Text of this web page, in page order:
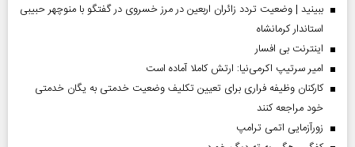
ببینید | وضعیت تردد زائران اربعین در مرز خسروی در گفتگو با منوچهر حبیبی
استاندار کرمانشاه
اینترنت بی افسار
امیر سرتیپ اکرمی‌نیا: ارتش کاملا آماده است
کارکنان وظیفه فراری برای تعیین تکلیف وضعیت خدمتی به یگان خدمتی
خود مراجعه کنند
زورآزمایی اتمی ترامپ